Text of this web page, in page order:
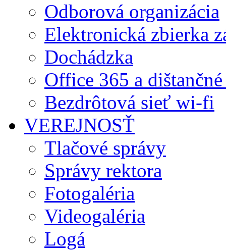
Odborová organizácia
Elektronická zbierka
Dochádzka
Office 365 a
Bezdrôtová sieť wi-fi
VEREJNOSŤ
Tlačové správy
Správy rektora
Fotogaléria
Videogaléria
Logá